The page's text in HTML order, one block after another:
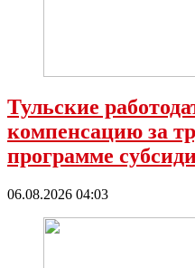
Тульские
компенсацию за
программе
06.08.2026 04:03